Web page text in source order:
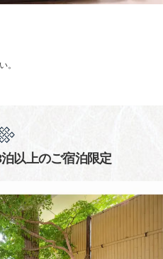
。
泊以上のご宿泊限定